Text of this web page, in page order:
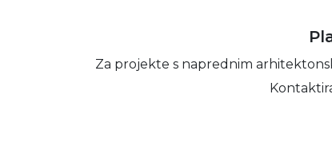
Za projekte s naprednim